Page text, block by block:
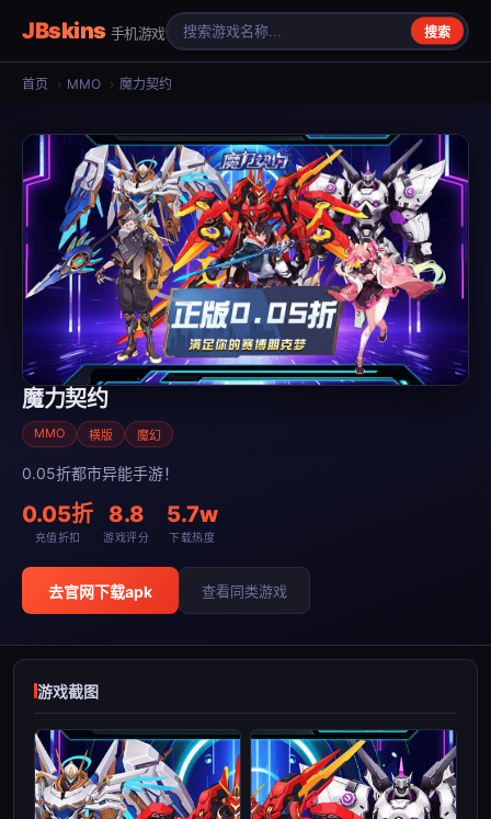
JBskins 手机游戏 搜索
首页 › MMO › 魔力契约
魔力契约
MMO 横版 魔幻
0.05折都市异能手游！
0.05折
充值折扣
8.8
游戏评分
5.7w
下载热度
去官网下载apk 查看同类游戏
游戏截图